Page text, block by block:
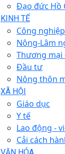
Đạo đức Hồ
KINH TẾ
Công nghiệp
Nông-Lâm
Thương mại
Đầu tư
Nông thôn
XÃ HỘI
Giáo dục
Y tế
Lao động -
Cải cách